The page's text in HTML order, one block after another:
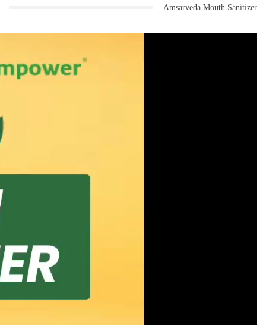
Amsarveda Mouth Sanitizer